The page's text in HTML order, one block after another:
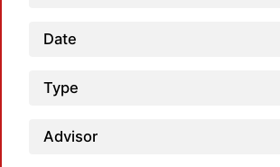
Date
Type
Advisor